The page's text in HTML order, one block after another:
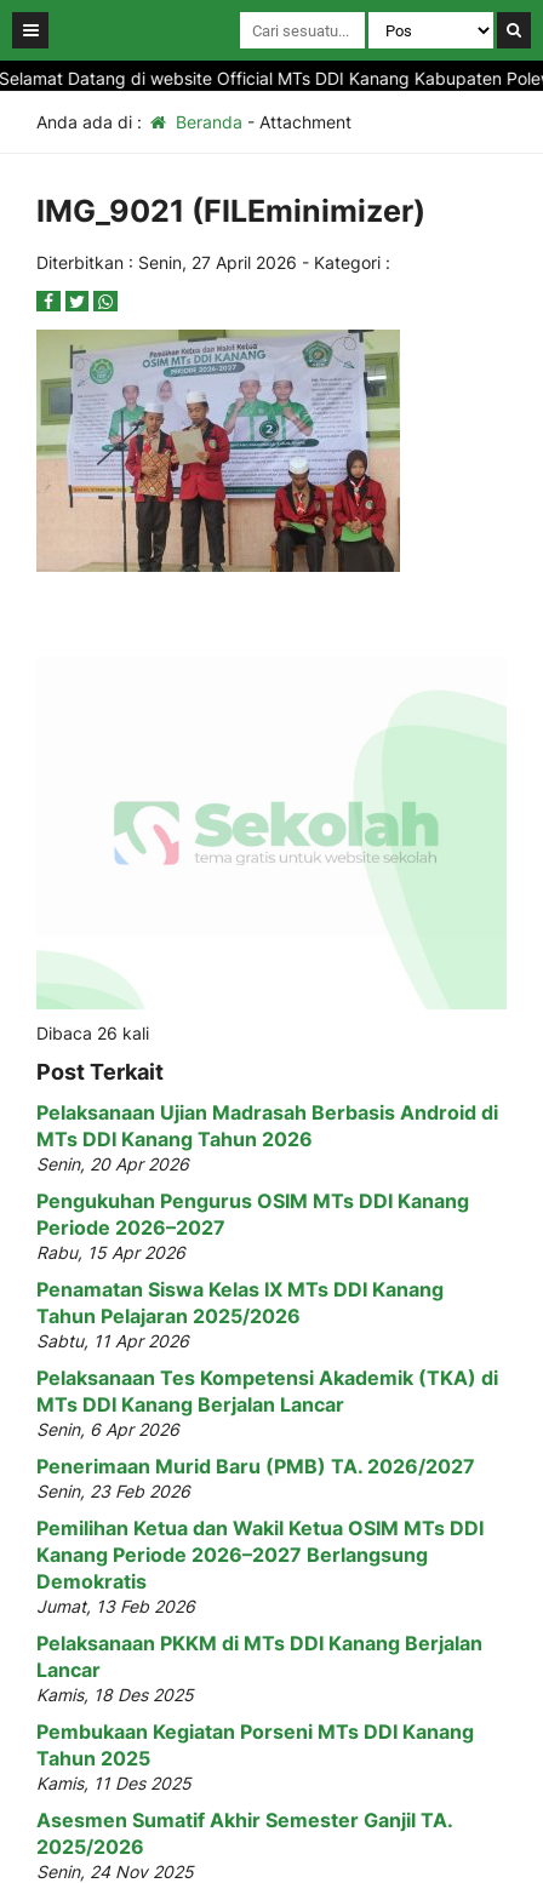
Datang di website Official MTs DDI Kanang Kabupaten
Anda ada di : Beranda - Attachment
IMG_9021 (FILEminimizer)
Diterbitkan : Senin, 27 April 2026 - Kategori :
Dibaca 26 kali
Post Terkait
Pelaksanaan Ujian Madrasah Berbasis Android di
MTs DDI Kanang Tahun 2026
Senin, 20 Apr 2026
Pengukuhan Pengurus OSIM MTs DDI Kanang
Periode 2026–2027
Rabu, 15 Apr 2026
Penamatan Siswa Kelas IX MTs DDI Kanang
Tahun Pelajaran 2025/2026
Sabtu, 11 Apr 2026
Pelaksanaan Tes Kompetensi Akademik (TKA) di
MTs DDI Kanang Berjalan Lancar
Senin, 6 Apr 2026
Penerimaan Murid Baru (PMB) TA. 2026/2027
Senin, 23 Feb 2026
Pemilihan Ketua dan Wakil Ketua OSIM MTs DDI
Kanang Periode 2026–2027 Berlangsung
Demokratis
Jumat, 13 Feb 2026
Pelaksanaan PKKM di MTs DDI Kanang Berjalan
Lancar
Kamis, 18 Des 2025
Pembukaan Kegiatan Porseni MTs DDI Kanang
Tahun 2025
Kamis, 11 Des 2025
Asesmen Sumatif Akhir Semester Ganjil TA.
2025/2026
Senin, 24 Nov 2025